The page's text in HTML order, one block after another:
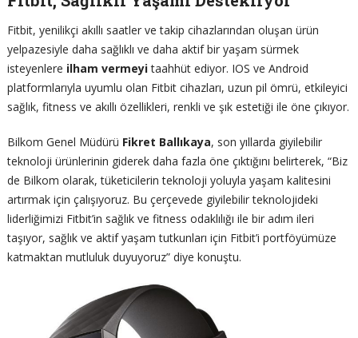
Fitbit, yenilikçi akıllı saatler ve takip cihazlarından oluşan ürün
yelpazesiyle daha sağlıklı ve daha aktif bir yaşam sürmek
isteyenlere ilham vermeyitaahhüt ediyor. IOS ve Android
platformlarıyla uyumlu olan Fitbit cihazları, uzun pil ömrü, etkileyici
sağlık, fitness ve akıllı özellikleri, renkli ve şık estetiği ile öne çıkıyor.
Bilkom Genel Müdürü Fikret Ballıkaya, son yıllarda giyilebilir
teknoloji ürünlerinin giderek daha fazla öne çıktığını belirterek, “Biz
de Bilkom olarak, tüketicilerin teknoloji yoluyla yaşam kalitesini
artırmak için çalışıyoruz. Bu çerçevede giyilebilir teknolojideki
liderliğimizi Fitbit’in sağlık ve fitness odaklılığı ile bir adım ileri
taşıyor, sağlık ve aktif yaşam tutkunları için Fitbit’i portföyümüze
katmaktan mutluluk duyuyoruz” diye konuştu.